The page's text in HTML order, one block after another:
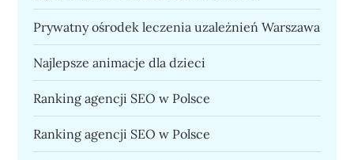
Prywatny ośrodek leczenia uzależnień Warszawa
Najlepsze animacje dla dzieci
Ranking agencji SEO w Polsce
Ranking agencji SEO w Polsce